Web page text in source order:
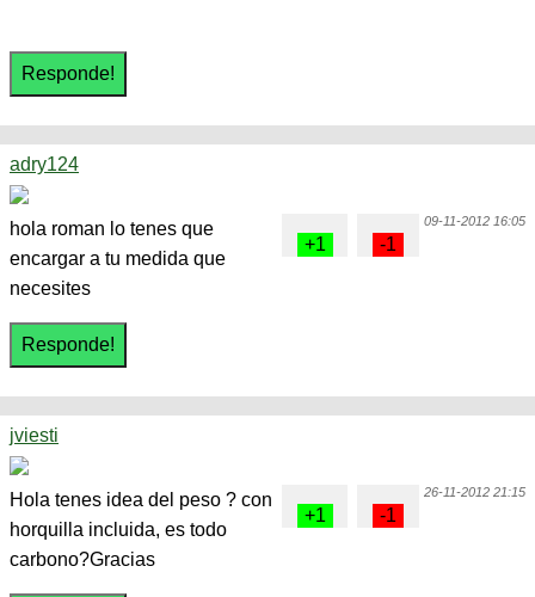
adry124
09-11-2012 16:05
hola roman lo tenes que
encargar a tu medida que
necesites
jviesti
26-11-2012 21:15
Hola tenes idea del peso ? con
horquilla incluida, es todo
carbono?Gracias